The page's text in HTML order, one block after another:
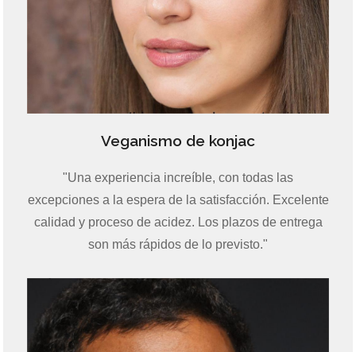
Veganismo de konjac
"Una experiencia increíble, con todas las
excepciones a la espera de la satisfacción. Excelente
calidad y proceso de acidez. Los plazos de entrega
son más rápidos de lo previsto."